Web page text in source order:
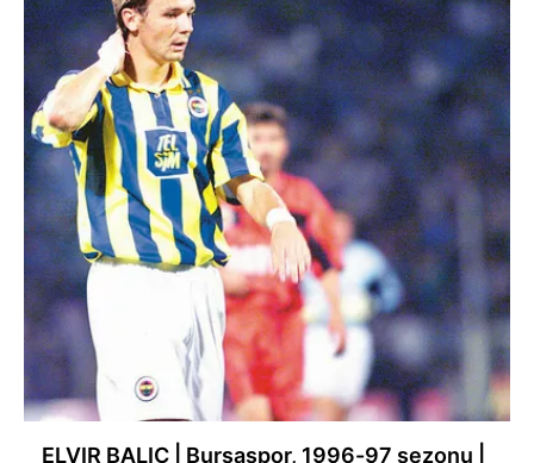
ELVIR BALIC | Bursaspor, 1996-97 sezonu |